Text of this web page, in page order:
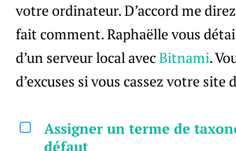
votre ordinateur. D’accord me
fait comment. Raphaëlle vous
d’un serveur local avecBitnami.
d’excuses si vous cassez votre site
Assigner un terme de
défaut